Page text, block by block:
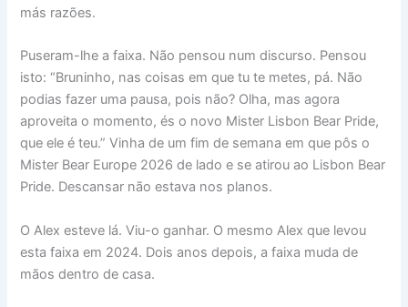
más razões.
Puseram-lhe a faixa. Não pensou num discurso. Pensou
isto: “Bruninho, nas coisas em que tu te metes, pá. Não
podias fazer uma pausa, pois não? Olha, mas agora
aproveita o momento, és o novo Mister Lisbon Bear Pride,
que ele é teu.” Vinha de um fim de semana em que pôs o
Mister Bear Europe 2026 de lado e se atirou ao Lisbon Bear
Pride. Descansar não estava nos planos.
O Alex esteve lá. Viu-o ganhar. O mesmo Alex que levou
esta faixa em 2024. Dois anos depois, a faixa muda de
mãos dentro de casa.